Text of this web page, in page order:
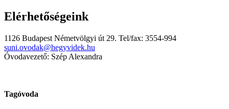
Elérhetőségeink
1126 Budapest Németvölgyi út 29. Tel/fax: 3554-994
suni.ovodak@hegyvidek.hu
Óvodavezető: Szép Alexandra
Tagóvoda